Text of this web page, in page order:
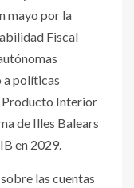
mayo por la
Fiscal
a políticas
Producto Interior
de Illes Balears
en 2029.
las cuentas